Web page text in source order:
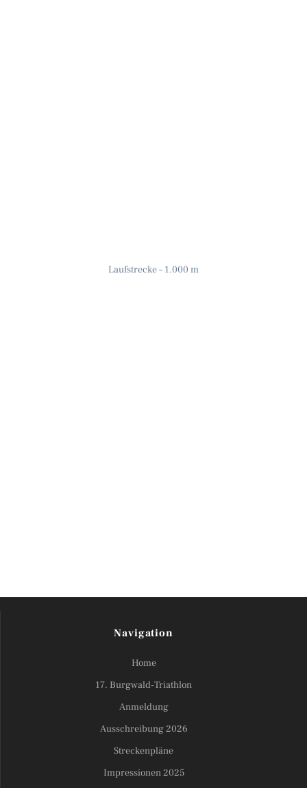
Laufstrecke – 1.000 m
Navigation
Home
17. Burgwald-Triathlon
Anmeldung
Ausschreibung 2026
Streckenpläne
Impressionen 2025